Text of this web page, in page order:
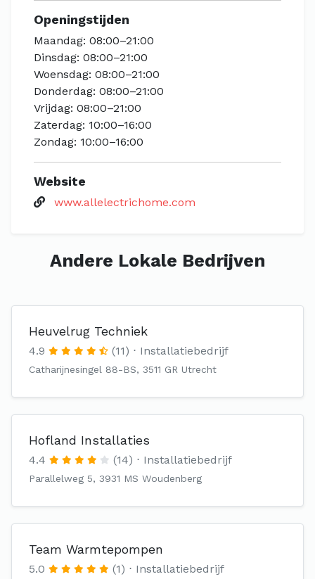
Openingstijden
Maandag: 08:00–21:00
Dinsdag: 08:00–21:00
Woensdag: 08:00–21:00
Donderdag: 08:00–21:00
Vrijdag: 08:00–21:00
Zaterdag: 10:00–16:00
Zondag: 10:00–16:00
Website
www.allelectrichome.com
Andere Lokale Bedrijven
Heuvelrug Techniek
4.9 (11) Installatiebedrijf
Catharijnesingel 88-BS, 3511 GR Utrecht
Hofland Installaties
4.4 (14) Installatiebedrijf
Parallelweg 5, 3931 MS Woudenberg
Team Warmtepompen
5.0 (1) Installatiebedrijf